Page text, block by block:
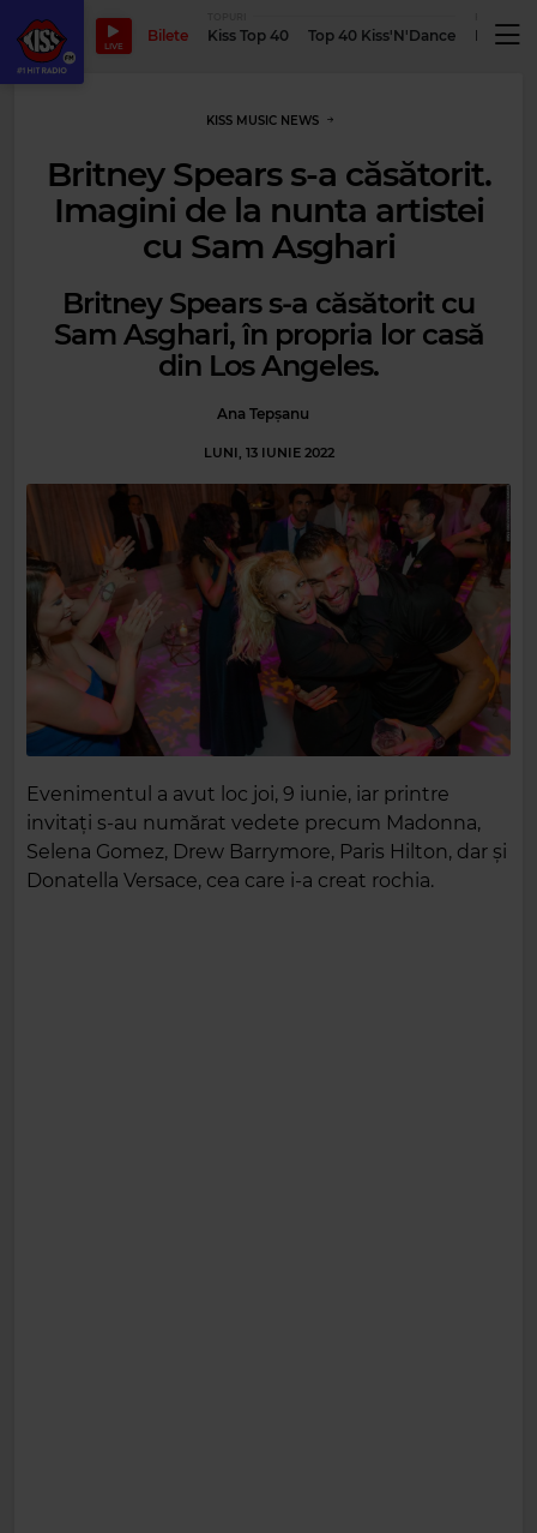
LIVE
Bilete Kiss Top 40 Top 40 Kiss'N'Dance
KISS MUSIC NEWS
Britney Spears s-a căsătorit.
Imagini de la nunta artistei
cu Sam Asghari
Britney Spears s-a căsătorit cu
Sam Asghari, în propria lor casă
din Los Angeles.
Ana Tepșanu
LUNI, 13 IUNIE 2022
Evenimentul a avut loc joi, 9 iunie, iar printre
invitați s-au numărat vedete precum Madonna,
Selena Gomez, Drew Barrymore, Paris Hilton, dar și
Donatella Versace, cea care i-a creat rochia.